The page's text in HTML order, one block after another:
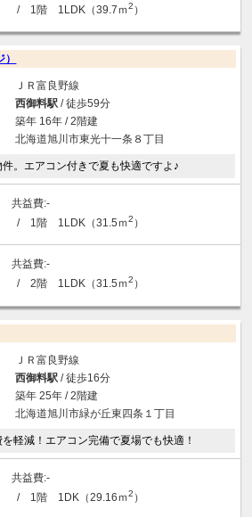
/ 1階 1LDK（39.7ｍ2 ）
ＪＲ富良野線
西御料駅/ 徒歩59分
築年 16年 / 2階建
北海道旭川市東光十一条８丁目
。エアコン付きで夏も快適ですよ♪
-
/ 1階 1LDK（31.5ｍ2 ）
-
/ 2階 1LDK（31.5ｍ2 ）
ＪＲ富良野線
西御料駅/ 徒歩16分
築年 25年 / 2階建
北海道旭川市緑が丘東四条１丁目
軽減！エアコン完備で夏場でも快適！
-
/ 1階 1DK（29.16ｍ2 ）